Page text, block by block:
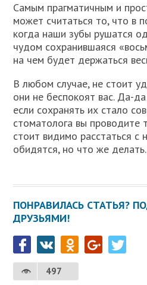
Самым прагматичным и
может считаться то, что в
когда наши зубы рушатся
чудом сохранившаяся
на чем будет держаться
В любом случае, не стоит
они не беспокоят вас. Да-
если сохранять их стало
стоматолога вы проводите
стоит видимо расстаться
обидятся, но что же
ПОНРАВИЛАСЬ СТАТЬЯ?
ДРУЗЬЯМИ!
497